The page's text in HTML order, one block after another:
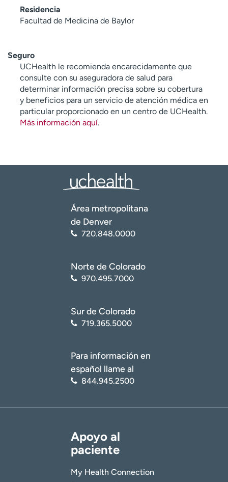
Residencia
Facultad de Medicina de Baylor
Seguro
UCHealth le recomienda encarecidamente que
consulte con su aseguradora de salud para
determinar información precisa sobre su cobertura
y beneficios para un servicio de atención médica en
particular proporcionado en un centro de UCHealth.
Más información aquí.
Área metropolitana
de Denver
720.848.0000
Norte de Colorado
970.495.7000
Sur de Colorado
719.365.5000
Para información en
español llame al
844.945.2500
Apoyo al
paciente
My Health Connection